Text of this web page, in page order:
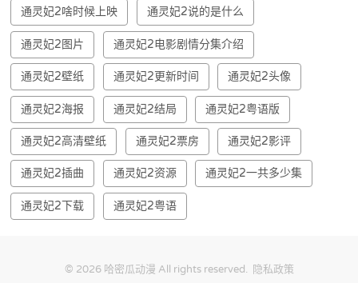
通灵妃2啥时候上映 通灵妃2说的是什么
通灵妃2图片 通灵妃2电影剧情分集介绍
通灵妃2壁纸 通灵妃2更新时间 通灵妃2头像
通灵妃2海报 通灵妃2结局 通灵妃2粤语版
通灵妃2高清壁纸 通灵妃2票房 通灵妃2影评
通灵妃2插曲 通灵妃2资源 通灵妃2一共多少集
通灵妃2下载 通灵妃2粤语
© 2026 哈密瓜动漫 All rights reserved. 隐私政策